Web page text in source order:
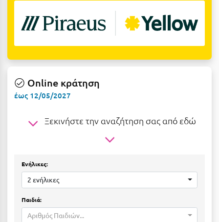
Γαλαξiδι
Δ
Ελάτη Αρκαδίας
Ελληνικό Αρκαδίας
Ελούντα Κρήτης
Online κράτηση
έως 12/05/2027
Ξεκινήστε την αναζήτηση σας από εδώ
Ενήλικες:
2 ενήλικες
Παιδιά:
Αριθμός Παιδιών...